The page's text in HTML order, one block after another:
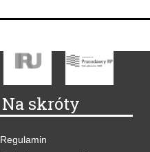
Na skróty
Regulamin